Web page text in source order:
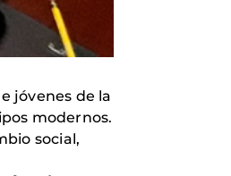
jóvenes de la
modernos.
social,